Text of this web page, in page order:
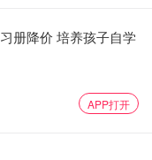
册降价 培养孩子自学
APP打开